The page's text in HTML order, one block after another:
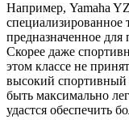
Например, Yamaha
специализированное
предназначенное
Скорее даже
этом классе не
высокий спортивный
быть максимально
удастся обеспечить